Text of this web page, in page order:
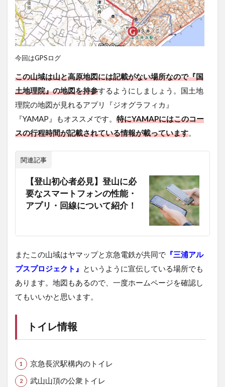
今回はGPSログ
この山域は山と高原地図には記載がない場所なので『国
土地理院』の地図を持参するようにしましょう。国土地
理院の地図が見れるアプリ『ジオグラフィカ』
『YAMAP』もオススメです。 特にYAMAPにはこのコー
スの行程時間が記載されている情報が載っています。
関連記事
【登山初心者必見】登山に必
要なスマートフォンの性能・
アプリ・回線について紹介！
またこの山域はヤマップと京急電鉄が共同で 『三浦アル
プスプロジェクト』 というように宣伝している場所でも
あります。地図もあるので、一度ホームページを確認し
てもいいかと思います。
トイレ情報
京急長沢駅構内のトイレ
武山山頂の公衆トイレ